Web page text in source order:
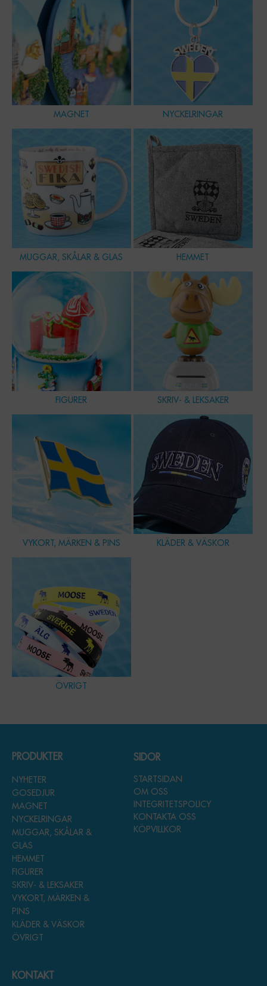
MAGNET NYCKELRINGAR
MUGGAR, SKÅLAR & GLAS HEMMET
FIGURER SKRIV- & LEKSAKER
VYKORT, MÄRKEN & PINS KLÄDER & VÄSKOR
ÖVRIGT
PRODUKTER
NYHETER
GOSEDJUR
MAGNET
NYCKELRINGAR
MUGGAR, SKÅLAR &
GLAS
HEMMET
FIGURER
SKRIV- & LEKSAKER
VYKORT, MÄRKEN &
PINS
KLÄDER & VÄSKOR
ÖVRIGT
SIDOR
STARTSIDAN
OM OSS
INTEGRITETSPOLICY
KONTAKTA OSS
KÖPVILLKOR
KONTAKT